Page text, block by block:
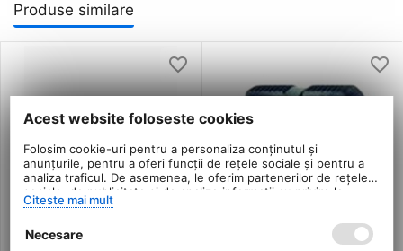
Produse similare
Acest website foloseste cookies
Folosim cookie-uri pentru a personaliza conținutul și
anunțurile, pentru a oferi funcții de rețele sociale și pentru a
analiza traficul. De asemenea, le oferim partenerilor de rețele
sociale, de publicitate și de analize informații cu privire la
modul în care folosiți site-ul nostru. Aceștia le pot combina cu
serviciilor lor.
Citeste mai mult
Necesare